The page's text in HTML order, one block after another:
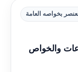
بخواصه العامة
والخواص